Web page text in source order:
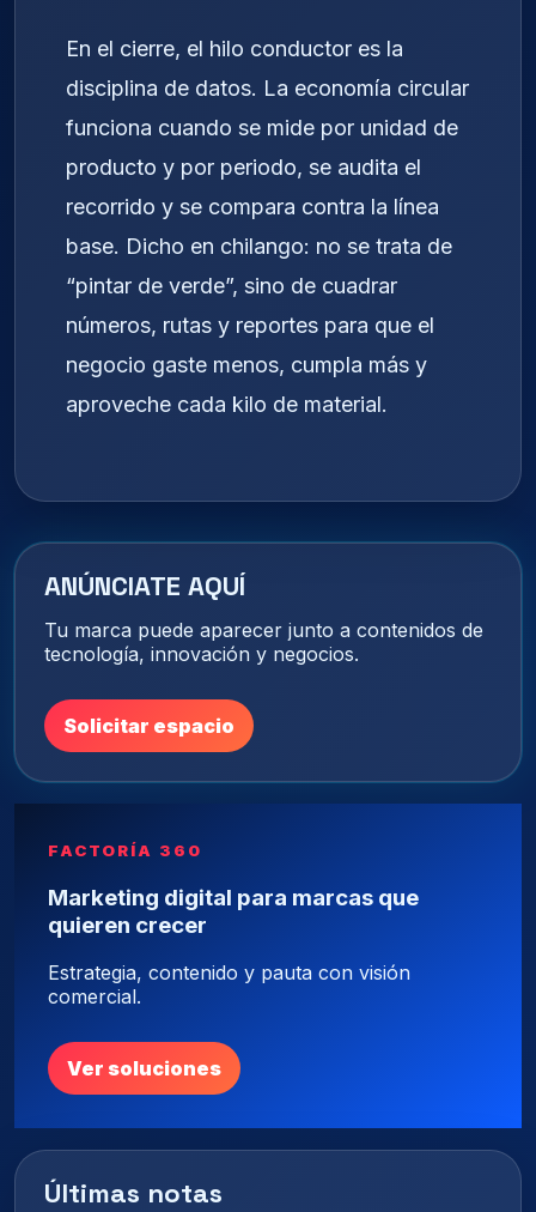
En el cierre, el hilo conductor es la
disciplina de datos. La economía circular
funciona cuando se mide por unidad de
producto y por periodo, se audita el
recorrido y se compara contra la línea
base. Dicho en chilango: no se trata de
“pintar de verde”, sino de cuadrar
números, rutas y reportes para que el
negocio gaste menos, cumpla más y
aproveche cada kilo de material.
ANÚNCIATE AQUÍ
Tu marca puede aparecer junto a contenidos de
tecnología, innovación y negocios.
Solicitar espacio
FACTORÍA 360
Marketing digital para marcas que
quieren crecer
Estrategia, contenido y pauta con visión
comercial.
Ver soluciones
Últimas notas